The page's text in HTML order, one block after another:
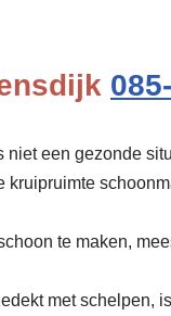
een gezonde
te maken,
met schelpen,